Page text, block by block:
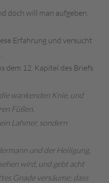
doch will man aufgeben.
Erfahrung und versucht
dem 12. Kapitel des Briefs
wankenden Knie, und
Füßen,
Lahmer, sondern
und der Heiligung,
wird, und gebt acht
Gnade versäume; dass